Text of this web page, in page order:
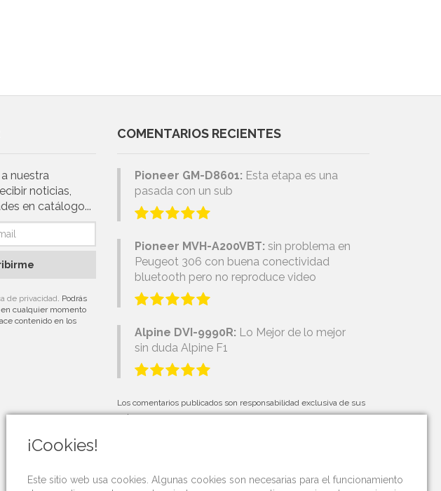
nuestra
noticias,
en catálogo...
de privacidad. Podrás
cualquier momento
contenido en los
COMENTARIOS RECIENTES
Pioneer GM-D8601: Esta etapa es una
pasada con un sub
Pioneer MVH-A200VBT: sin problema en
Peugeot 306 con buena conectividad
bluetooth pero no reproduce video
Alpine DVI-9990R: Lo Mejor de lo mejor
sin duda Alpine F1
Los comentarios publicados son responsabilidad exclusiva de sus
autores.
¡Cookies!
Este sitio web usa cookies. Algunas cookies son necesarias para el funcionamiento